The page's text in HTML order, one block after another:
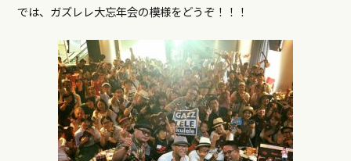
では、ガズレレ大忘年会の模様をどうぞ！！！